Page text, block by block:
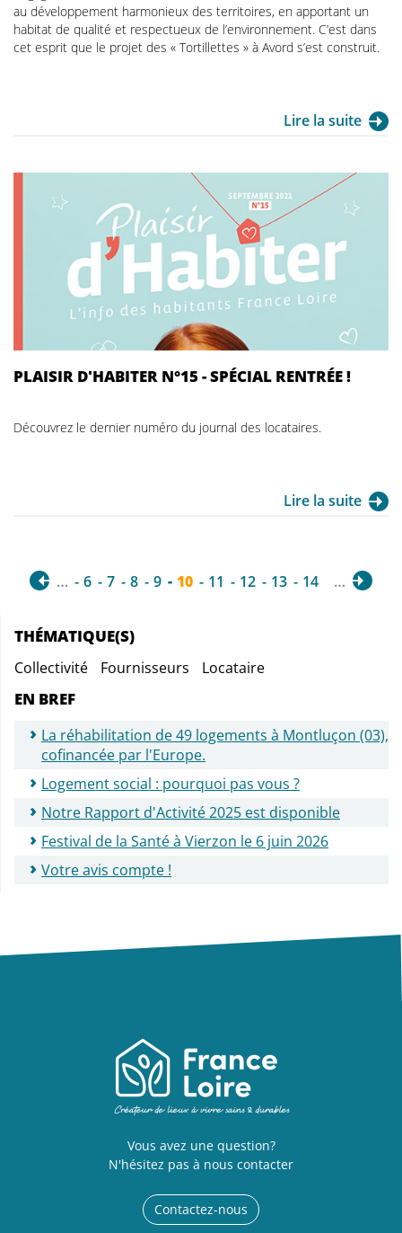
au développement harmonieux des territoires, en apportant un
habitat de qualité et respectueux de l’environnement. C’est dans
cet esprit que le projet des « Tortillettes » à Avord s’est construit.
Lire la suite
PLAISIR D'HABITER N°15 - SPÉCIAL RENTRÉE !
Découvrez le dernier numéro du journal des locataires.
Lire la suite
… 6 7 8 9 10 11 12 13 14 …
THÉMATIQUE(S)
Collectivité Fournisseurs Locataire
EN BREF
La réhabilitation de 49 logements à Montluçon (03),
cofinancée par l'Europe.
Logement social : pourquoi pas vous ?
Notre Rapport d'Activité 2025 est disponible
Festival de la Santé à Vierzon le 6 juin 2026
Votre avis compte !
Vous avez une question?
N'hésitez pas à nous contacter
Contactez-nous